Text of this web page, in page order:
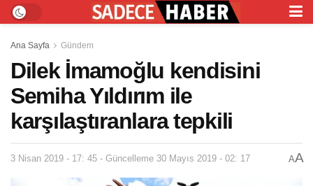
Ana Sayfa Gündem
Dilek İmamoğlu kendisini
Semiha Yıldırım ile
karşılaştıranlara tepkili
3 Nisan 2019 - 17: 45 - Güncelleme 30 Mayıs 2019 - 02: 17 AA